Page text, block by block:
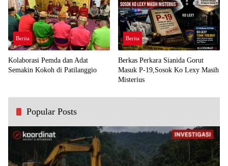
Berita
Kolaborasi Pemda dan Adat
Semakin Kokoh di Patilanggio
Berita
Berkas Perkara Sianida Gorut
Masuk P-19,Sosok Ko Lexy Masih
Misterius
Popular Posts